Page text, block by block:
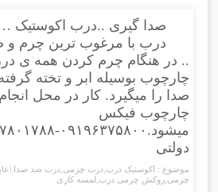
صدا گیری ..درب اکوستیک
درب با مرغوب ترین چرم
.. در هنگام چرم کردن همه ی
چارچوب بوسیله ابر و تخته
صدا را میگیرد. کار در محل
چارچوب فیکس
دولتی
موضوع : اکوستیک درب درب چرمی درب ضد صدا
چرمی ,روکش چرمی درب لمسه کاری